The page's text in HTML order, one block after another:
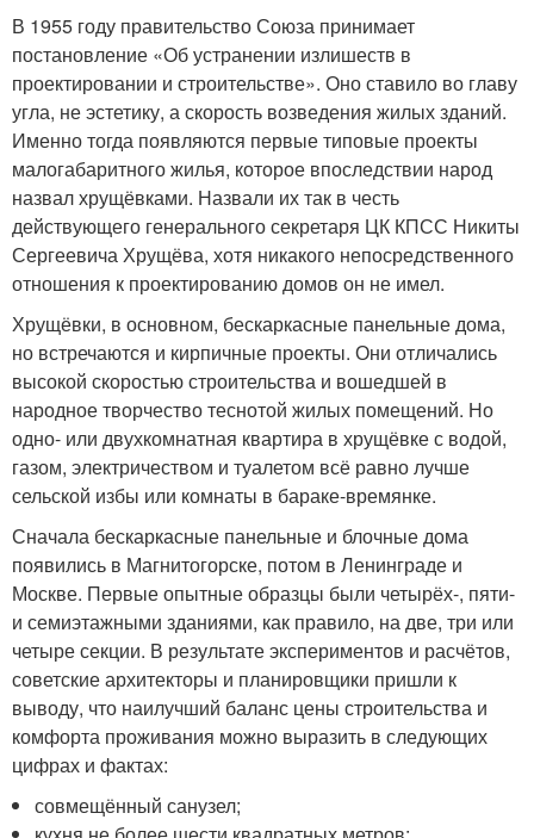
В 1955 году правительство Союза принимает
постановление «Об устранении излишеств в
проектировании и строительстве». Оно ставило во главу
угла, не эстетику, а скорость возведения жилых зданий.
Именно тогда появляются первые типовые проекты
малогабаритного жилья, которое впоследствии народ
назвал хрущёвками. Назвали их так в честь
действующего генерального секретаря ЦК КПСС Никиты
Сергеевича Хрущёва, хотя никакого непосредственного
отношения к проектированию домов он не имел.
Хрущёвки, в основном, бескаркасные панельные дома,
но встречаются и кирпичные проекты. Они отличались
высокой скоростью строительства и вошедшей в
народное творчество теснотой жилых помещений. Но
одно- или двухкомнатная квартира в хрущёвке с водой,
газом, электричеством и туалетом всё равно лучше
сельской избы или комнаты в бараке-времянке.
Сначала бескаркасные панельные и блочные дома
появились в Магнитогорске, потом в Ленинграде и
Москве. Первые опытные образцы были четырёх-, пяти-
и семиэтажными зданиями, как правило, на две, три или
четыре секции. В результате экспериментов и расчётов,
советские архитекторы и планировщики пришли к
выводу, что наилучший баланс цены строительства и
комфорта проживания можно выразить в следующих
цифрах и фактах:
совмещённый санузел;